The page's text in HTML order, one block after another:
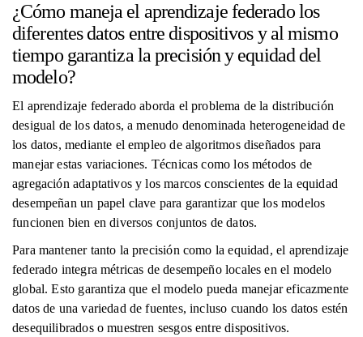
¿Cómo maneja el aprendizaje federado los
diferentes datos entre dispositivos y al mismo
tiempo garantiza la precisión y equidad del
modelo?
El aprendizaje federado aborda el problema de la distribución
desigual de los datos, a menudo denominada heterogeneidad de
los datos, mediante el empleo de algoritmos diseñados para
manejar estas variaciones. Técnicas como los métodos de
agregación adaptativos y los marcos conscientes de la equidad
desempeñan un papel clave para garantizar que los modelos
funcionen bien en diversos conjuntos de datos.
Para mantener tanto la precisión como la equidad, el aprendizaje
federado integra métricas de desempeño locales en el modelo
global. Esto garantiza que el modelo pueda manejar eficazmente
datos de una variedad de fuentes, incluso cuando los datos estén
desequilibrados o muestren sesgos entre dispositivos.